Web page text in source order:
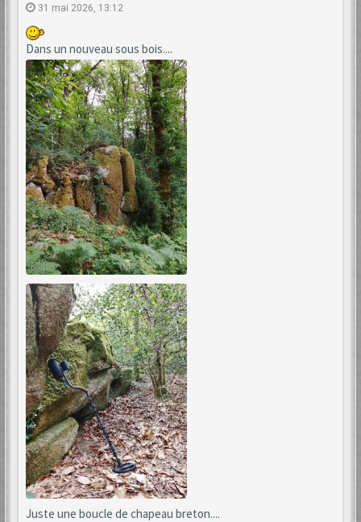
31 mai 2026, 13:12
Dans un nouveau sous bois....
Juste une boucle de chapeau breton....